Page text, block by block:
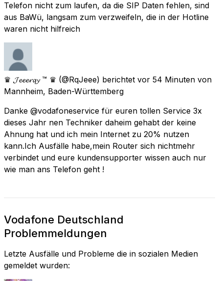
Telefon nicht zum laufen, da die SIP Daten fehlen, sind
aus BaWü, langsam zum verzweifeln, die in der Hotline
waren nicht hilfreich
♛ 𝓙𝓮𝓮𝓮𝓻𝓺𝔂 ™ ♛ (@RqJeee) berichtet vor 54 Minuten von
Mannheim, Baden-Württemberg
Danke @vodafoneservice für euren tollen Service 3x
dieses Jahr nen Techniker daheim gehabt der keine
Ahnung hat und ich mein Internet zu 20% nutzen
kann.Ich Ausfälle habe,mein Router sich nichtmehr
verbindet und eure kundensupporter wissen auch nur
wie man ans Telefon geht !
Vodafone Deutschland
Problemmeldungen
Letzte Ausfälle und Probleme die in sozialen Medien
gemeldet wurden: